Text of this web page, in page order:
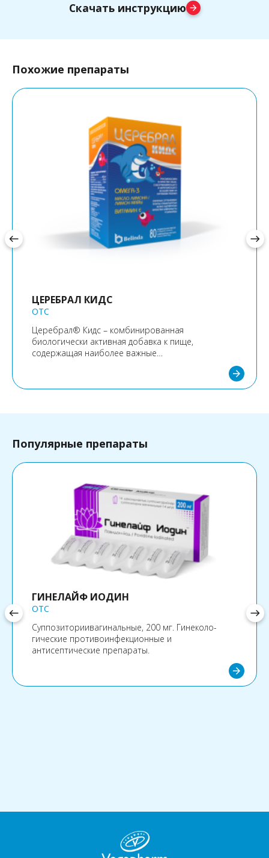
Скачать инструкцию arrow_forward
Похожие препараты
ЦЕРЕБРАЛ КИДС
OTC
Церебрал® Кидс – комбинированная
биологически активная добавка к пище,
содержащая наиболее важные
также масло лимона и витамин Е. Рекомендован в
качестве общеоздоравливающего и
arrow_forward
west east
Популярные препараты
ГИНЕЛАЙФ ИОДИН
OTC
Суппозиториивагинальные, 200 мг. Гинеколо­
гические противоинфекционные и
антисептические препараты.
arrow_forward
west east